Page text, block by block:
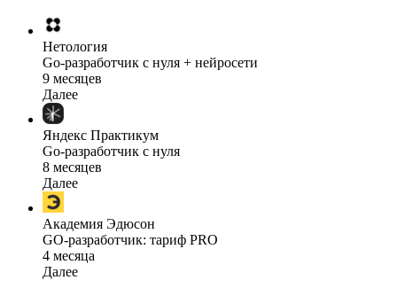
Нетология
Go-разработчик с нуля + нейросети
9 месяцев
Далее
Яндекс Практикум
Go-разработчик с нуля
8 месяцев
Далее
Академия Эдюсон
GO-разработчик: тариф PRO
4 месяца
Далее